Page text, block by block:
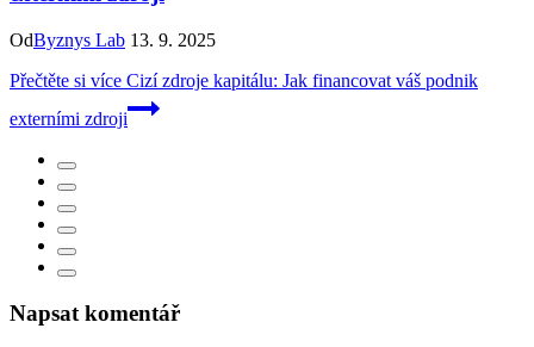
OdByznys Lab 13. 9. 2025
Přečtěte si více Cizí zdroje kapitálu: Jak financovat váš podnik
externími zdroji
Napsat komentář